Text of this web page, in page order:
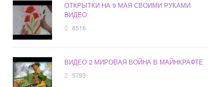
ОТКРЫТКИ НА 9 МАЯ СВОИМИ РУКАМИ
ВИДЕО
8516
ВИДЕО 2 МИРОВАЯ ВОЙНА В МАЙНКРАФТЕ
5793